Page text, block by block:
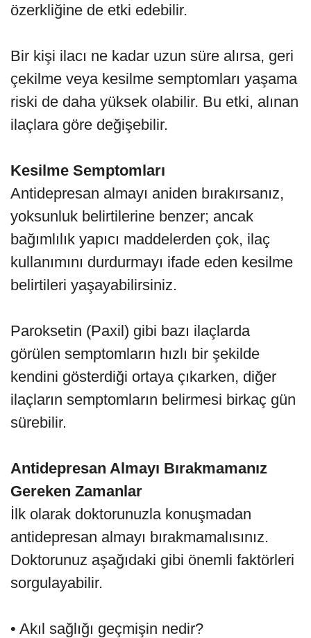
özerkliğine de etki edebilir.
Bir kişi ilacı ne kadar uzun süre alırsa, geri
çekilme veya kesilme semptomları yaşama
riski de daha yüksek olabilir. Bu etki, alınan
ilaçlara göre değişebilir.
Kesilme Semptomları
Antidepresan almayı aniden bırakırsanız,
yoksunluk belirtilerine benzer; ancak
bağımlılık yapıcı maddelerden çok, ilaç
kullanımını durdurmayı ifade eden kesilme
belirtileri yaşayabilirsiniz.
Paroksetin (Paxil) gibi bazı ilaçlarda
görülen semptomların hızlı bir şekilde
kendini gösterdiği ortaya çıkarken, diğer
ilaçların semptomların belirmesi birkaç gün
sürebilir.
Antidepresan Almayı Bırakmamanız
Gereken Zamanlar
İlk olarak doktorunuzla konuşmadan
antidepresan almayı bırakmamalısınız.
Doktorunuz aşağıdaki gibi önemli faktörleri
sorgulayabilir.
• Akıl sağlığı geçmişin nedir?